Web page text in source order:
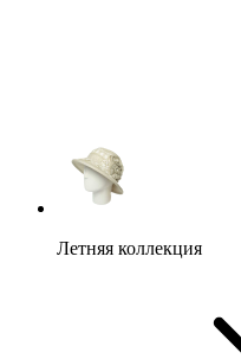
Летняя коллекция